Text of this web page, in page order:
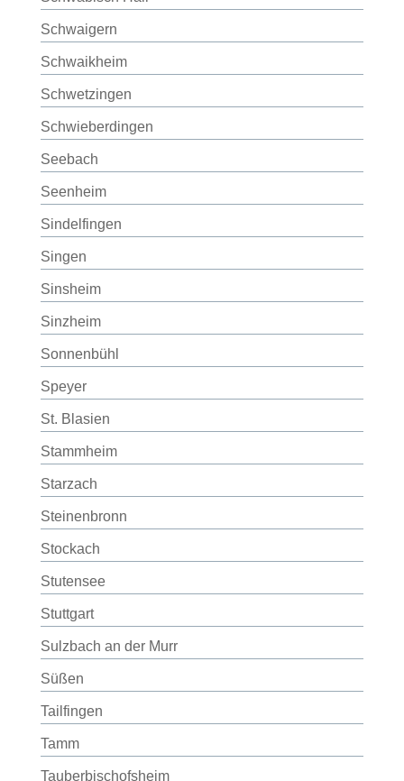
Schwaigern
Schwaikheim
Schwetzingen
Schwieberdingen
Seebach
Seenheim
Sindelfingen
Singen
Sinsheim
Sinzheim
Sonnenbühl
Speyer
St. Blasien
Stammheim
Starzach
Steinenbronn
Stockach
Stutensee
Stuttgart
Sulzbach an der Murr
Süßen
Tailfingen
Tamm
Tauberbischofsheim